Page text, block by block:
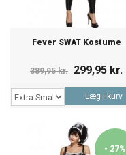
Fever SWAT Kostume
389,95 kr. 299,95 kr.
Læg i kurv
- 27%